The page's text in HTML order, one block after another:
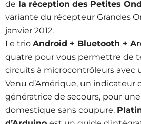
de la réception des Petites
variante du récepteur Grandes
janvier 2012.
Le trio Android + Bluetooth +
quatre pour vous permettre de
circuits à microcontrôleurs avec
Venu d’Amérique, un indicateur
génératrice de secours, pour
domestique sans coupure.